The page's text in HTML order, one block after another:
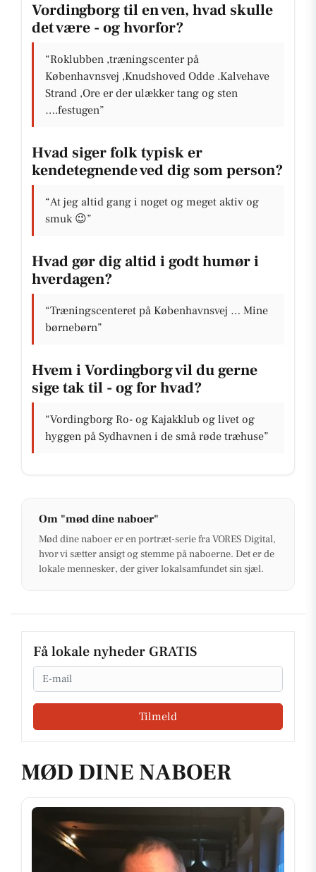
Vordingborg til en ven, hvad skulle
det være - og hvorfor?
“Roklubben ,træningscenter på
Københavnsvej ,Knudshoved Odde .Kalvehave
Strand ,Ore er der ulækker tang og sten
….festugen”
Hvad siger folk typisk er
kendetegnende ved dig som person?
“At jeg altid gang i noget og meget aktiv og
smuk 😉”
Hvad gør dig altid i godt humør i
hverdagen?
“Træningscenteret på Københavnsvej … Mine
børnebørn”
Hvem i Vordingborg vil du gerne
sige tak til - og for hvad?
“Vordingborg Ro- og Kajakklub og livet og
hyggen på Sydhavnen i de små røde træhuse”
Om "mød dine naboer"
Mød dine naboer er en portræt-serie fra VORES Digital,
hvor vi sætter ansigt og stemme på naboerne. Det er de
lokale mennesker, der giver lokalsamfundet sin sjæl.
Få lokale nyheder GRATIS
Email
Tilmeld
MØD DINE NABOER